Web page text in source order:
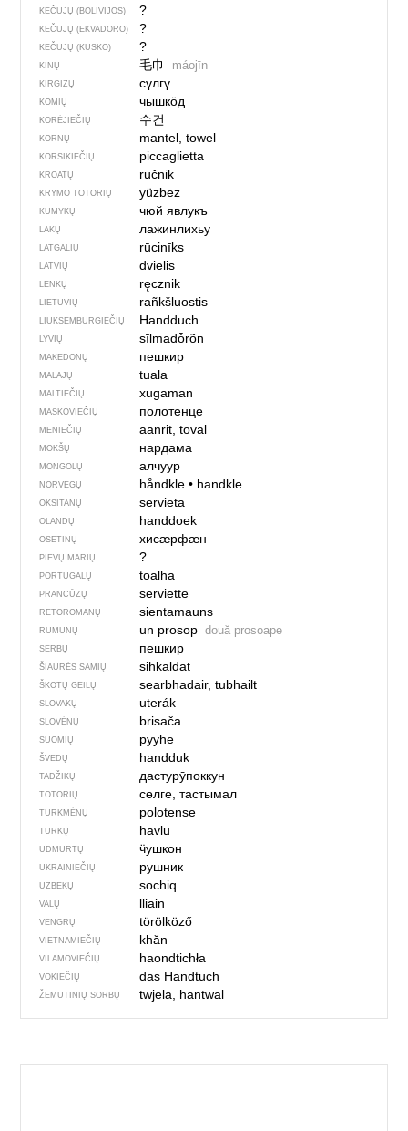
KEČUJŲ (BOLIVIJOS) ?
KEČUJŲ (EKVADORO) ?
KEČUJŲ (KUSKO) ?
KINŲ 毛巾 máojīn
KIRGIZŲ сүлгү
KOMIŲ чышкӧд
KORĖJIEČIŲ 수건
KORNŲ mantel, towel
KORSIKIEČIŲ piccaglietta
KROATŲ ručnik
KRYMO TOTORIŲ yüzbez
KUMYKŲ чюй явлукъ
LAKŲ лажинлихьу
LATGALIŲ rūcinīks
LATVIŲ dvielis
LENKŲ ręcznik
LIETUVIŲ rañkšluostis
LIUKSEMBURGIEČIŲ Handduch
LYVIŲ sīlmadȱrõn
MAKEDONŲ пешкир
MALAJŲ tuala
MALTIEČIŲ xugaman
MASKOVIEČIŲ полотенце
MENIEČIŲ aanrit, toval
MOKŠŲ нардама
MONGOLŲ алчуур
NORVEGŲ håndkle• handkle
OKSITANŲ servieta
OLANDŲ handdoek
OSETINŲ хисӕрфӕн
PIEVŲ MARIŲ ?
PORTUGALŲ toalha
PRANCŪZŲ serviette
RETOROMANŲ sientamauns
RUMUNŲ un prosop două prosoape
SERBŲ пешкир
ŠIAURĖS SAMIŲ sihkaldat
ŠKOTŲ GEILŲ searbhadair, tubhailt
SLOVAKŲ uterák
SLOVĖNŲ brisača
SUOMIŲ pyyhe
ŠVEDŲ handduk
TADŽIKŲ дастурӯпоккун
TOTORIŲ сөлге, тастымал
TURKMĖNŲ polotense
TURKŲ havlu
UDMURTŲ ӵушкон
UKRAINIEČIŲ рушник
UZBEKŲ sochiq
VALŲ lliain
VENGRŲ törölköző
VIETNAMIEČIŲ khăn
VILAMOVIEČIŲ haondtichła
VOKIEČIŲ das Handtuch
ŽEMUTINIŲ SORBŲ twjela, hantwal